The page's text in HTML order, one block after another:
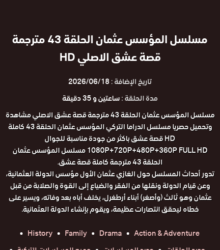
مسلسل المؤسس عثمان الحلقة 43 مترجمة
قصة عشق الاصلي HD
تاريخ الإضافة :2026/06/18
مدة الحلقة :ساعتين و 35 دقيقة
مسلسل المؤسس عثمان الحلقة 43 مترجمة قصة عشق الاصلي مشاهدة
وتحميل حصريا مسلسل الدراما التركي المؤسس عثمان الحلقة 43 كاملة
HD قصة عشق باكثر من جودة مناسبة للجوال
1080P+720P+480P+360P FULL HD مسلسل المؤسس عثمان
الحلقة 43 مترجمة كاملة قصة عشق.
تدور أحداث المسلسل حول الغازي عثمان الأول مؤسس الدولة العثمانية،
وعن قيام الدولة ونقلها من الفقر والضياع إلى القوة والصلابة من قبل
عثمان وهو ثالث (وأصغر) أبناء أرطغرل، يخلف أباه بعد وفاته، ويسير على
خطاه ليحقق انتصارات عظيمة، ويقوم بإنشاء الدولة العثمانية.
Action & Adventure
Drama
Family
History